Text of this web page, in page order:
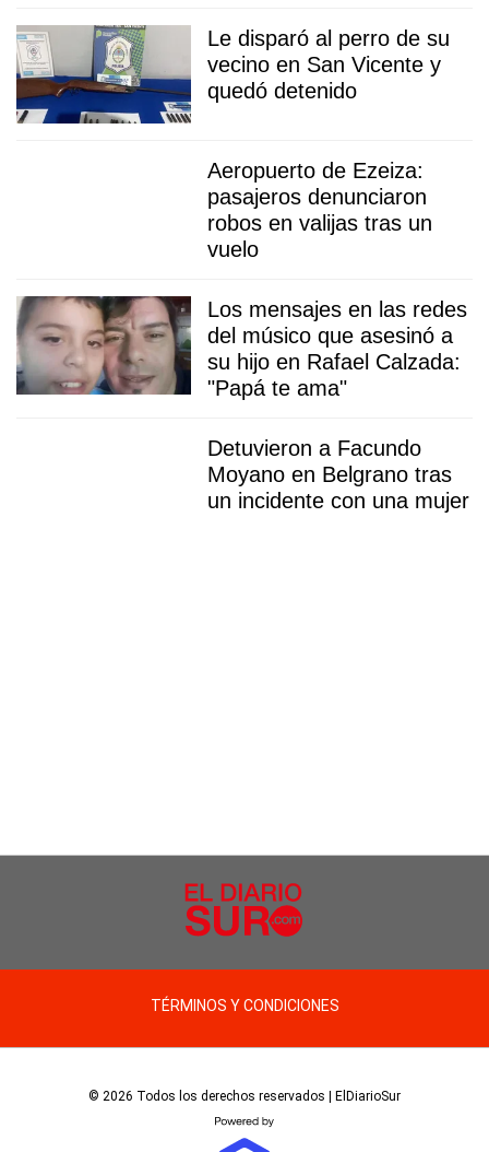
Le disparó al perro de su
vecino en San Vicente y
quedó detenido
Aeropuerto de Ezeiza:
pasajeros denunciaron
robos en valijas tras un
vuelo
Los mensajes en las redes
del músico que asesinó a
su hijo en Rafael Calzada:
"Papá te ama"
Detuvieron a Facundo
Moyano en Belgrano tras
un incidente con una mujer
TÉRMINOS Y CONDICIONES
© 2026 Todos los derechos reservados | ElDiarioSur